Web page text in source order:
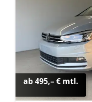
ab 495,– € mtl.